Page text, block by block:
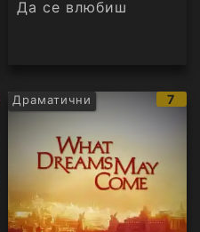
Да се влюбиш
Драматични 7